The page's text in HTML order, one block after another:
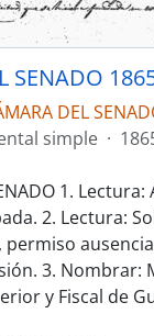
SENADO
DEL
simple ·
1.
2. Lectura:
3. Nombrar:
y Fiscal de